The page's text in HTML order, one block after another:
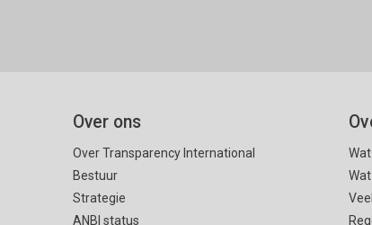
Over ons
Over Transparency International
Bestuur
Strategie
ANBI status